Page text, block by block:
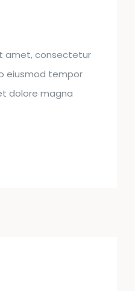
amet, consectetur
eiusmod tempor
dolore magna